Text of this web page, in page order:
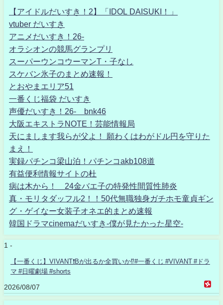
【アイドルだいすき！2】「IDOL DAISUKI！」
vtuber だいすき
アニメだいすき！26-
オラシオンの競馬グランプリ
スーパーウンコウーマンT・子なし
スケバン氷子のまとめ速報！
とおやまエリア51
一番くじ福袋 だいすき
声優だいすき！26- bnk46
大阪エキストラNOTE！芸能情報局
天にまします我らが父よ！ 願わくはわがドル円を守りた
まえ！
実録パチンコ梁山泊！パチンコakb108道
有益便利情報サイトの杜
病は木から！ 24金バエ子の特発性間質性肺炎
真・モリタダッフル2！！50代無職独身ガチホモ童貞ギン
グ・ゲイなー女装子オネエ的まとめ速報
韓国ドラマcinemaだいすき-僕が見たかった星空-
1 -
【一番くじ】VIVANT❗️Bが出るか全買いか⁉️#一番くじ #VIVANT #ドラ
マ #日曜劇場 #shorts
2026/08/07